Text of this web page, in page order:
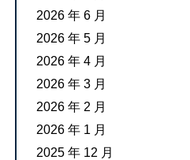
2026 年 6 月
2026 年 5 月
2026 年 4 月
2026 年 3 月
2026 年 2 月
2026 年 1 月
2025 年 12 月